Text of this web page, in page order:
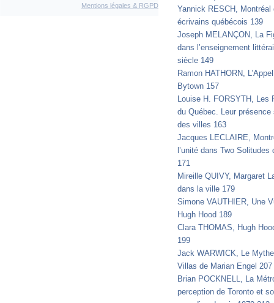
Mentions légales & RGPD
Yannick RESCH, Montréal
écrivains québécois 139
Joseph MELANÇON, La
dans l’enseignement
siècle 149
Ramon HATHORN,
Bytown 157
Louise H. FORSYTH, Les
du Québec. Leur
des villes 163
Jacques LECLAIRE,
l’unité dans Two
171
Mireille QUIVY, Margaret
dans la ville 179
Simone VAUTHIER, Une
Hugh Hood 189
Clara THOMAS, Hugh
199
Jack WARWICK, Le
Villas de Marian Engel 207
Brian POCKNELL, La
perception de Toronto et